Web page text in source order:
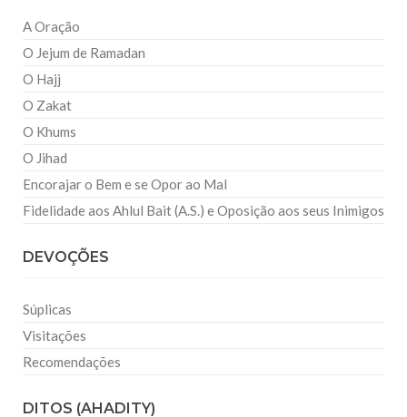
A Oração
O Jejum de Ramadan
O Hajj
O Zakat
O Khums
O Jihad
Encorajar o Bem e se Opor ao Mal
Fidelidade aos Ahlul Bait (A.S.) e Oposição aos seus Inimigos
DEVOÇÕES
Súplicas
Visitações
Recomendações
DITOS (AHADITY)